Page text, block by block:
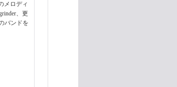
メロディ
、更
バンドを